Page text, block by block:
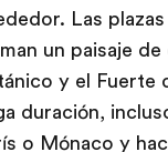
Las
un paisaje
y el Fuerte
duración,
o Mónaco y